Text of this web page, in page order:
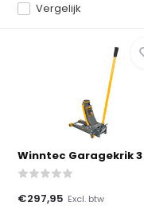
Vergelijk
Winntec Garagekrik
€297,95 Excl. btw